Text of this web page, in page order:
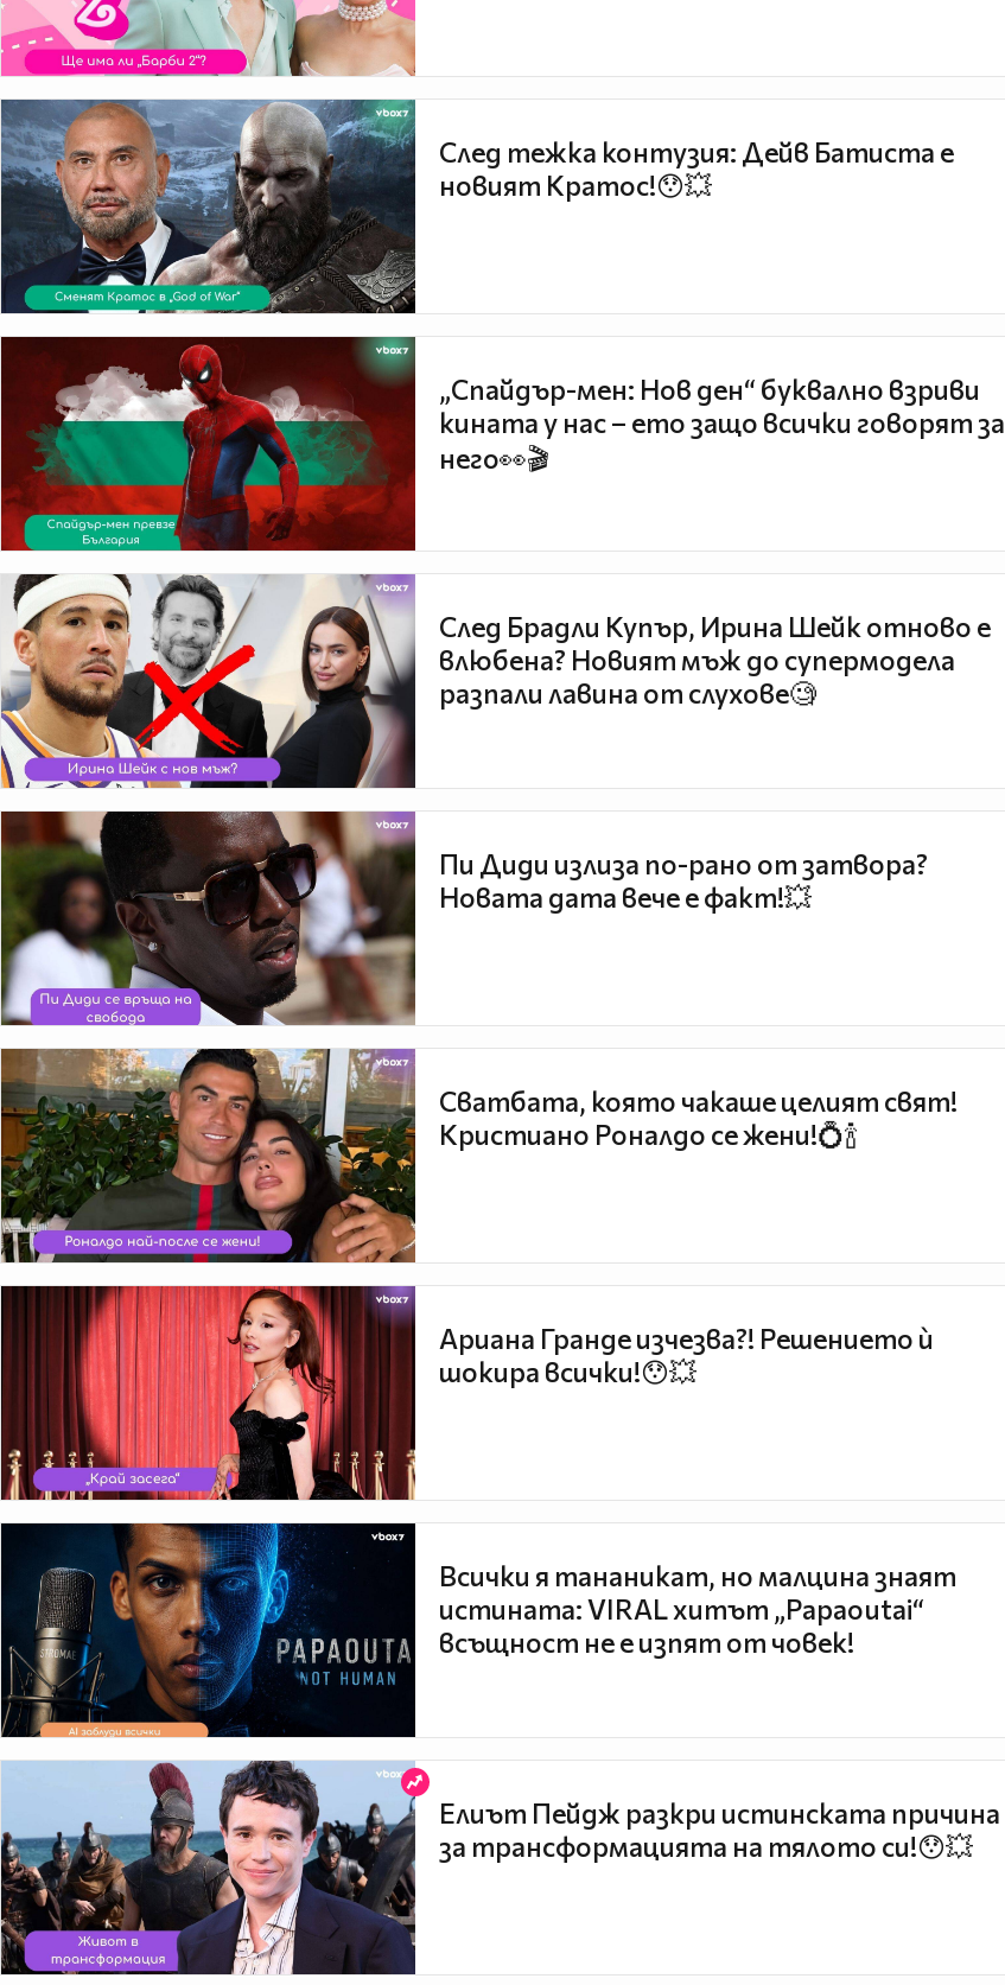
След тежка контузия: Дейв Батиста е
новият Кратос!😯💥
„Спайдър-мен: Нов ден“ буквално взриви
кината у нас – ето защо всички говорят за
него👀🎬
След Брадли Купър, Ирина Шейк отново е
влюбена? Новият мъж до супермодела
разпали лавина от слухове🧐
Пи Диди излиза по-рано от затвора?
Новата дата вече е факт!💥
Сватбата, която чакаше целият свят!
Кристиано Роналдо се жени!💍🍾
Ариана Гранде изчезва?! Решението ѝ
шокира всички!😯💥
Всички я тананикат, но малцина знаят
истината: VIRAL хитът „Papaoutai“
всъщност не е изпят от човек!
Елиът Пейдж разкри истинската причина
за трансформацията на тялото си!😯💥